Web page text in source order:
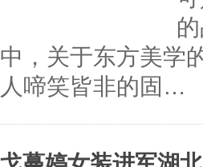
中，关于东方美学
人啼笑皆非的固…